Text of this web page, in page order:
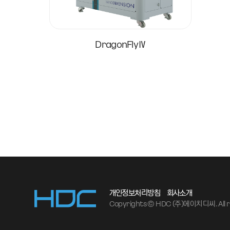
DragonFlyⅣ
개인정보처리방침 회사소개
Copyrights © HDC (주)에이치디씨. All